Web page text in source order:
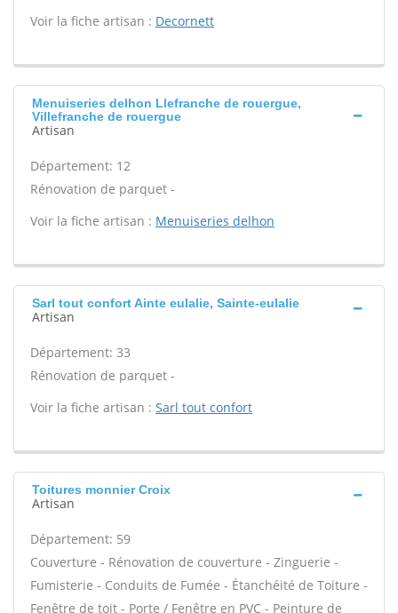
Voir la fiche artisan : Decornett
Menuiseries delhon Llefranche de rouergue,
Villefranche de rouergue
Artisan
Département: 12
Rénovation de parquet -
Voir la fiche artisan : Menuiseries delhon
Sarl tout confort Ainte eulalie, Sainte-eulalie
Artisan
Département: 33
Rénovation de parquet -
Voir la fiche artisan : Sarl tout confort
Toitures monnier Croix
Artisan
Département: 59
Couverture - Rénovation de couverture - Zinguerie -
Fumisterie - Conduits de Fumée - Étanchéité de Toiture -
Fenêtre de toit - Porte / Fenêtre en PVC - Peinture de